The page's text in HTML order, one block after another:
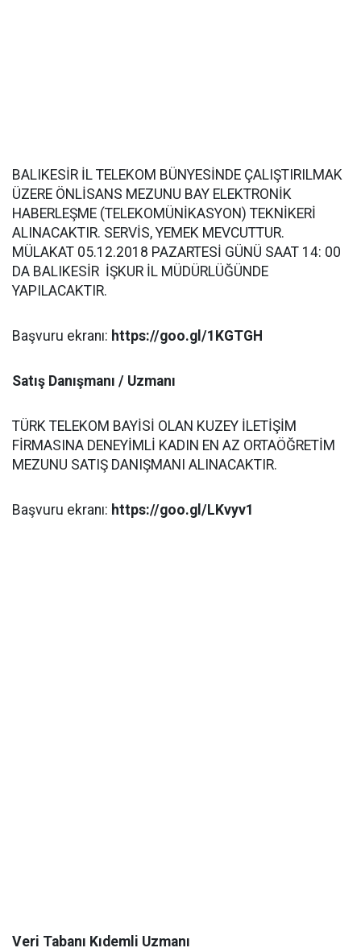
BALIKESİR İL TELEKOM BÜNYESİNDE ÇALIŞTIRILMAK
ÜZERE ÖNLİSANS MEZUNU BAY ELEKTRONİK
HABERLEŞME (TELEKOMÜNİKASYON) TEKNİKERİ
ALINACAKTIR. SERVİS, YEMEK MEVCUTTUR.
MÜLAKAT 05.12.2018 PAZARTESİ GÜNÜ SAAT 14: 00
DA BALIKESİR İŞKUR İL MÜDÜRLÜĞÜNDE
YAPILACAKTIR.
Başvuru ekranı: https://goo.gl/1KGTGH
Satış Danışmanı / Uzmanı
TÜRK TELEKOM BAYİSİ OLAN KUZEY İLETİŞİM
FİRMASINA DENEYİMLİ KADIN EN AZ ORTAÖĞRETİM
MEZUNU SATIŞ DANIŞMANI ALINACAKTIR.
Başvuru ekranı: https://goo.gl/LKvyv1
Veri Tabanı Kıdemli Uzmanı